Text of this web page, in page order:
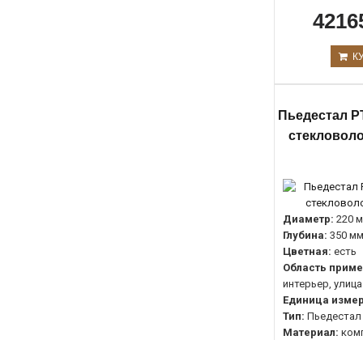
Пьедестал
Диаметр: 220
Глубина: 350 мм
Цветная: есть
Область
интерьер, улица
Единица
Тип: Пьедестал
Материал: